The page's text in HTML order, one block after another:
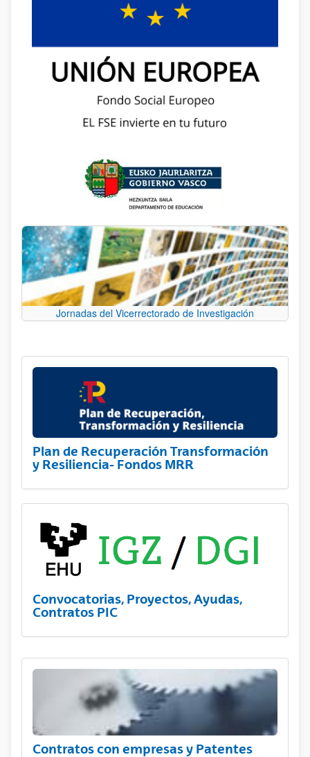
Jornadas del Vicerrectorado de Investigación
Plan de Recuperación Transformación
y Resiliencia- Fondos MRR
Convocatorias, Proyectos, Ayudas,
Contratos PIC
Contratos con empresas y Patentes